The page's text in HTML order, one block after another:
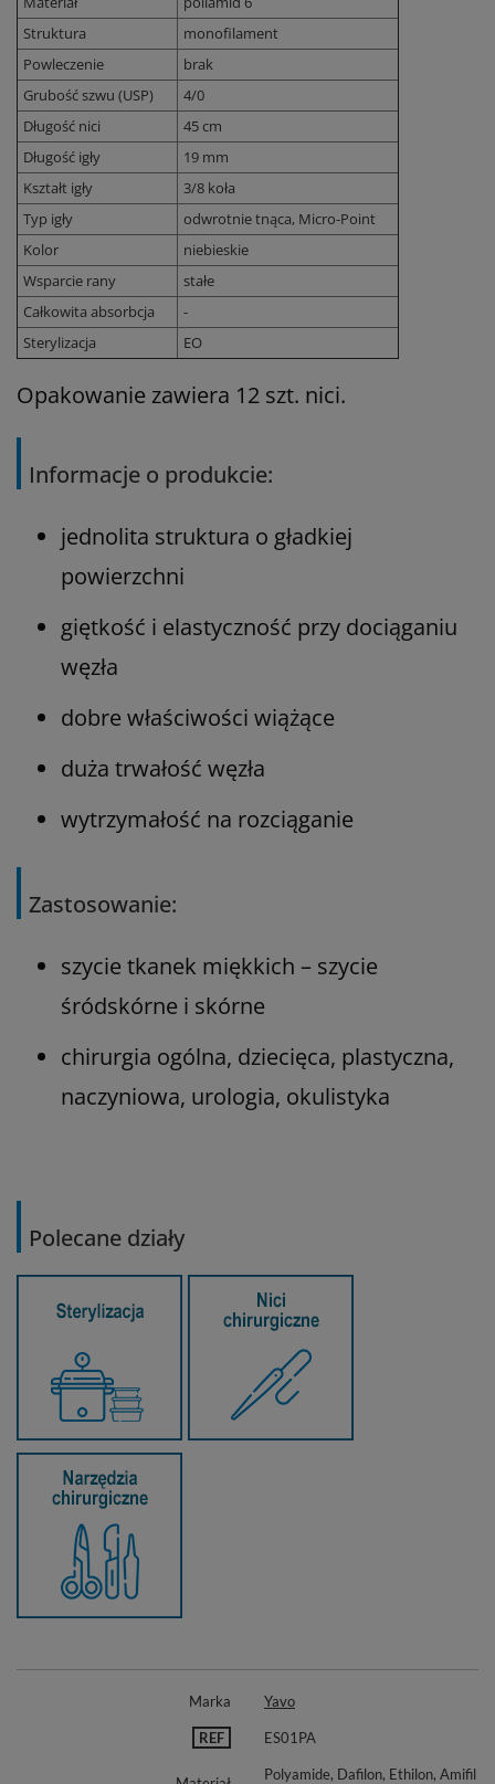
Struktura
monofilament
Powleczenie
brak
Grubość szwu (USP)
4/0
Długość nici
45 cm
Długość igły
19 mm
Kształt igły
3/8 koła
Typ igły
odwrotnie tnąca, Micro-Point
Kolor
niebieskie
Wsparcie rany
stałe
Całkowita absorbcja
-
Sterylizacja
EO
Opakowanie zawiera 12 szt. nici.
Informacje o produkcie:
jednolita struktura o gładkiej
powierzchni
giętkość i elastyczność przy dociąganiu
węzła
dobre właściwości wiążące
duża trwałość węzła
wytrzymałość na rozciąganie
Zastosowanie:
szycie tkanek miękkich – szycie
śródskórne i skórne
chirurgia ogólna, dziecięca, plastyczna,
naczyniowa, urologia, okulistyka
Polecane działy
Marka Yavo
REF ES01PA
Polyamide, Dafilon, Ethilon, Amifil